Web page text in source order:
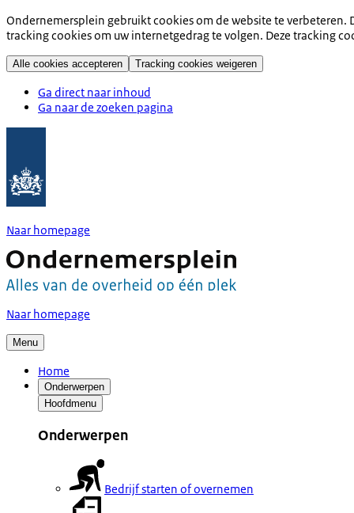
Ondernemersplein gebruikt cookies om de website te
tracking cookies om uw internetgedrag te volgen. Deze tracking
Alle cookies accepteren Tracking cookies weigeren
Ga direct naar inhoud
Ga naar de zoeken pagina
Naar homepage
Naar homepage
Menu
Home
Onderwerpen
Hoofdmenu
Onderwerpen
Bedrijf starten of overnemen